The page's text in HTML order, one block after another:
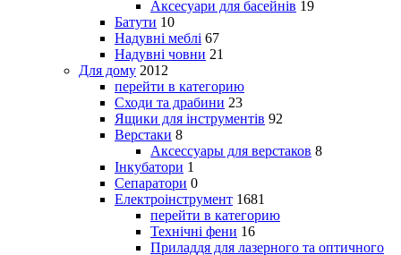
Аксесуари для басейнів 19
Батути 10
Надувні меблі 67
Надувні човни 21
Для дому 2012
перейти в категорию
Сходи та драбини 23
Ящики для інструментів 92
Верстаки 8
Аксессуары для верстаков 8
Інкубатори 1
Сепаратори 0
Електроінструмент 1681
перейти в категорию
Технічні фени 16
Приладдя для лазерного та оптичного